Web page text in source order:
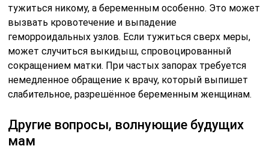
тужиться никому, а беременным особенно. Это может
вызвать кровотечение и выпадение
геморроидальных узлов. Если тужиться сверх меры,
может случиться выкидыш, спровоцированный
сокращением матки. При частых запорах требуется
немедленное обращение к врачу, который выпишет
слабительное, разрешённое беременным женщинам.
Другие вопросы, волнующие будущих
мам